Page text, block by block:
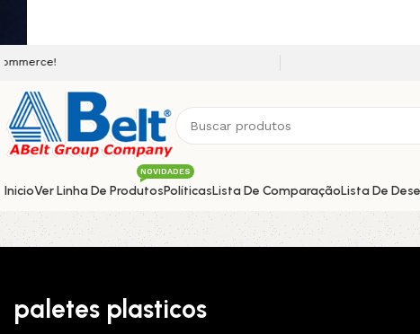
InicioVer Linha De Produtos
NOVIDADES
PolíticasLista De ComparaçãoLista De
paletes plasticos